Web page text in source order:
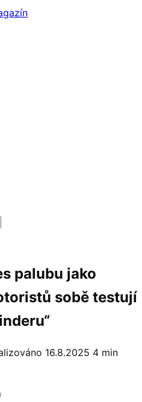
palubu jako
sobě testují
16.8.2025 4 min